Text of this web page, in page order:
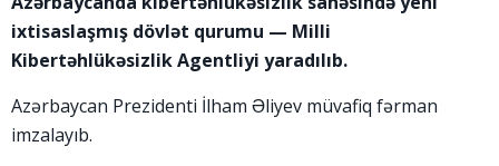
ixtisaslaşmış dövlət qurumu — Milli
Kibertəhlükəsizlik Agentliyi yaradılıb.
Azərbaycan Prezidenti İlham Əliyev müvafiq fərman
imzalayıb.